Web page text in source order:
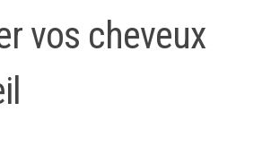
vos cheveux